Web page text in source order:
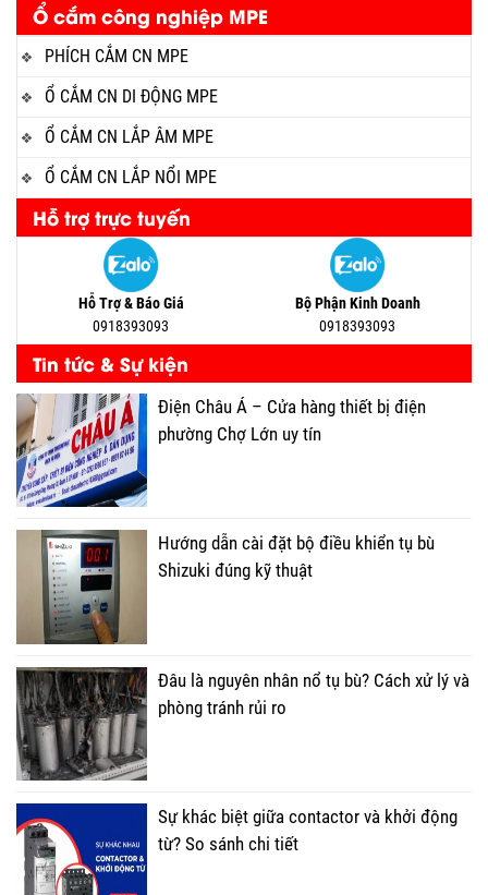
Ổ cắm công nghiệp MPE
PHÍCH CẮM CN MPE
Ổ CẮM CN DI ĐỘNG MPE
Ổ CẮM CN LẮP ÂM MPE
Ổ CẮM CN LẮP NỔI MPE
Hỗ trợ trực tuyến
Hỗ Trợ & Báo Giá
0918393093
Bộ Phận Kinh Doanh
0918393093
Tin tức & Sự kiện
Điện Châu Á – Cửa hàng thiết bị điện
phường Chợ Lớn uy tín
Hướng dẫn cài đặt bộ điều khiển tụ bù
Shizuki đúng kỹ thuật
Đâu là nguyên nhân nổ tụ bù? Cách xử lý và
phòng tránh rủi ro
Sự khác biệt giữa contactor và khởi động
từ? So sánh chi tiết